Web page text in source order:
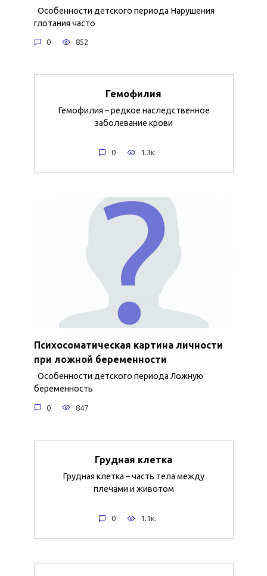
Особенности детского периода Нарушения
глотания часто
0 852
Гемофилия
Гемофилия – редкое наследственное
заболевание крови
0 1.3к.
Психосоматическая картина личности
при ложной беременности
Особенности детского периода Ложную
беременность
0 847
Грудная клетка
Грудная клетка – часть тела между
плечами и животом
0 1.1к.